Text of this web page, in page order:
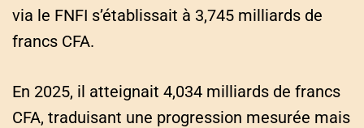
via le FNFI s’établissait à 3,745 milliards de
francs CFA.
En 2025, il atteignait 4,034 milliards de francs
CFA, traduisant une progression mesurée mais